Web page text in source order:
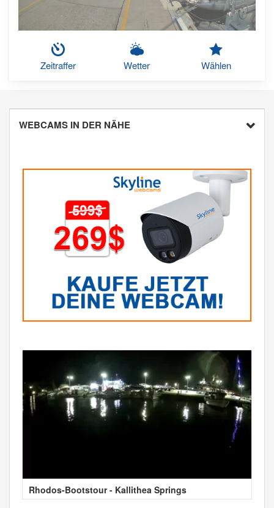
Zeitraffer Wetter Wählen
WEBCAMS IN DER NÄHE
Rhodos-Bootstour - Kallithea Springs